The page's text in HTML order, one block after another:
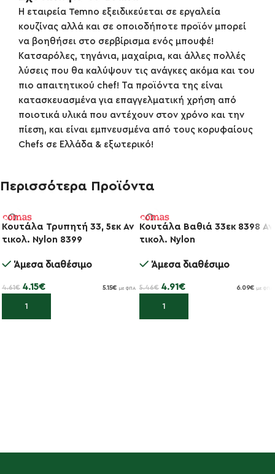
Η εταιρεία Temno εξειδικεύεται σε εργαλεία
κουζίνας αλλά και σε οποιοδήποτε προϊόν μπορεί
να βοηθήσει στο σερβίρισμα ενός μπουφέ!
Κατσαρόλες, τηγάνια, μαχαίρια, και άλλες πολλές
λύσεις που θα καλύψουν τις ανάγκες ακόμα και του
πιο απαιτητικού chef! Τα προϊόντα της είναι
κατασκευασμένα για επαγγελματική χρήση από
ποιοτικά υλικά που αντέχουν στον χρόνο και την
πίεση, και είναι εμπνευσμένα από τους κορυφαίους
Chefs σε Ελλάδα & εξωτερικό!
Περισσότερα Προϊόντα
-10%
Κουτάλα Τρυπητή 33, 5εκ Αν
τικολ. Nylon 8399
Άμεσα διαθέσιμο
4.61€ 4.15€ 5.15€ με ΦΠΑ
Προσθήκη στο καλάθι
-10%
Κουτάλα Βαθιά 33εκ 8398 Αν
τικολ. Nylon
Άμεσα διαθέσιμο
5.46€ 4.91 € 6.09€ με ΦΠΑ
Προσθήκη στο καλάθι